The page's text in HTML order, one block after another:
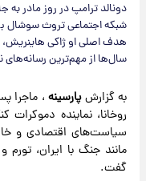
دونالد ترامپ در روز مادر به
شبکه اجتماعی تروث سوشال
هدف اصلی او ژاکی هاینریش،
سال‌ها از مهم‌ترین
به گزارشپارسینه ، ماجرا
روخانا، نماینده
سیاست‌های اقتصادی و
مانند جنگ با ایران،
گفت.